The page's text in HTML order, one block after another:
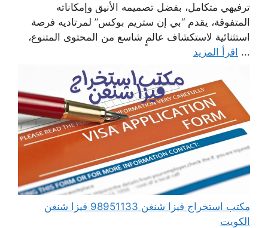
ترفيهي متكامل، بفضل تصميمه الأنيق وإمكاناته
المتفوقة، يقدم “بي إن ستريم بوكس” لمرتاديه فرصة
استثنائية لاستكشاف عالمٍ شاسع من المحتوى المتنوع،
... اقرأ المزيد
مكتب استخراج فيزا شنغن 98951133 فيزا شنغن
الكويت